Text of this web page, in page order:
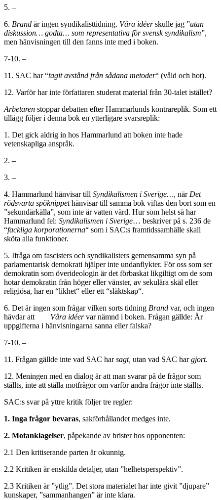
5. –
6. Brand är ingen syndikalisttidning. Våra idéerskulle jag ”utan
diskussion… godta… som representativa för svensk syndikalism”,
men hänvisningen till den fanns inte med i boken.
7-10. –
11. SAC har “tagit avstånd från sådana metoder“ (våld och hot).
12. Varför har inte författaren studerat material från 30-talet istället?
Arbetaren stoppar debatten efter Hammarlunds kontrareplik. Som ett
tillägg följer i denna bok en ytterligare svarsreplik:
1. Det gick aldrig in hos Hammarlund att boken inte hade
vetenskapliga anspråk.
2. –
3. –
4. Hammarlund hänvisar till Syndikalismen i Sverige…, när Det
rödsvarta spöknippethänvisar till samma bok viftas den bort som en
”sekundärkälla”, som inte är vatten värd. Hur som helst så har
Hammarlund fel: Syndikalismen i Sverige… beskriver på s. 236 de
“fackliga korporationerna“ som i SAC:s framtidssamhälle skall
sköta alla funktioner.
5. Ifråga om fascisters och syndikalisters gemensamma syn på
parlamentarisk demokrati hjälper inte undanflykter. För oss som ser
demokratin som överideologin är det förbaskat likgiltigt om de som
hotar demokratin från höger eller vänster, av sekulära skäl eller
religiösa, har en “likhet“ eller ett “släktskap“.
6. Det är ingen som frågar vilken sorts tidning Brand var, och ingen
hävdar att Våra idéervar nämnd i boken. Frågan gällde: Är
uppgifterna i hänvisningarna sanna eller falska?
7-10. –
11. Frågan gällde inte vad SAC harsagt, utan vad SAC hargjort.
12. Meningen med en dialog är att man svarar på de frågor som
ställts, inte att ställa motfrågor om varför andra frågor inte ställts.
SAC:s svar på yttre kritik följer tre regler:
1. Inga frågor bevaras, sakförhållandet medges inte.
2. Motanklagelser, påpekande av brister hos opponenten:
2.1 Den kritiserande parten är okunnig.
2.2 Kritiken är enskilda detaljer, utan ”helhetsperspektiv”.
2.3 Kritiken är ”ytlig”. Det stora materialet har inte givit ”djupare”
kunskaper, ”sammanhangen” är inte klara.